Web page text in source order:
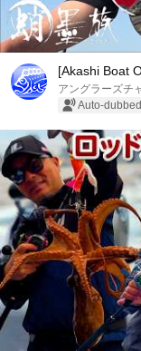
[Akashi Boat
アングラーズチ
Auto-dubbed